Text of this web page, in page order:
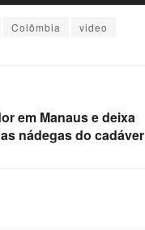
Colômbia video
em Manaus e deixa
nádegas do cadáver